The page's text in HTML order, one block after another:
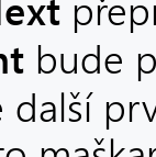
bude
další